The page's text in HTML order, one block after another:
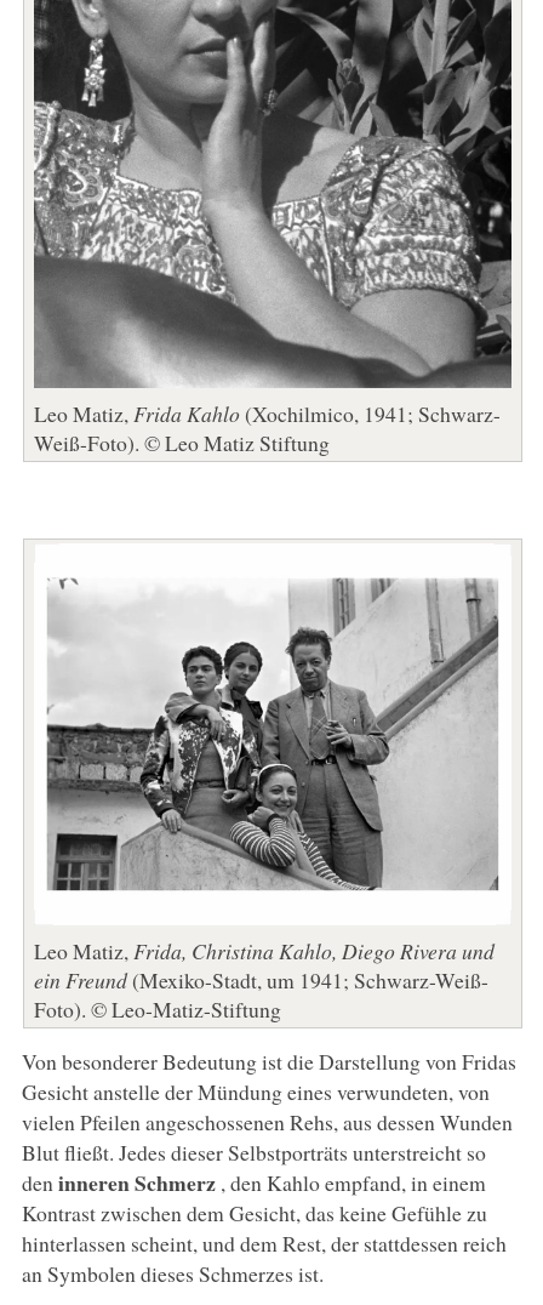
Leo Matiz, Frida Kahlo(Xochilmico, 1941; Schwarz-
Weiß-Foto). © Leo Matiz Stiftung
Leo Matiz, Frida, Christina Kahlo, Diego Rivera und
ein Freund(Mexiko-Stadt, um 1941; Schwarz-Weiß-
Foto). © Leo-Matiz-Stiftung
Von besonderer Bedeutung ist die Darstellung von Fridas
Gesicht anstelle der Mündung eines verwundeten, von
vielen Pfeilen angeschossenen Rehs, aus dessen Wunden
Blut fließt. Jedes dieser Selbstporträts unterstreicht so
den inneren Schmerz , den Kahlo empfand, in einem
Kontrast zwischen dem Gesicht, das keine Gefühle zu
hinterlassen scheint, und dem Rest, der stattdessen reich
an Symbolen dieses Schmerzes ist.